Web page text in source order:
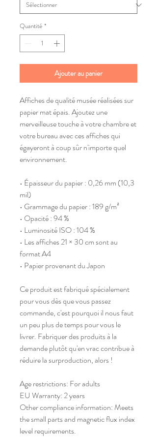
Quantité *
Ajouter au panier
Affiches de qualité musée réalisées sur
papier mat épais. Ajoutez une
merveilleuse touche à votre chambre et
votre bureau avec ces affiches qui
égayeront à coup sûr n'importe quel
environnement.
• Épaisseur du papier : 0,26 mm (10,3
mil)
• Grammage du papier : 189 g/m²
• Opacité : 94 %
• Luminosité ISO : 104 %
• Les affiches 21 × 30 cm sont au
format A4
• Papier provenant du Japon
Ce produit est fabriqué spécialement
pour vous dès que vous passez
commande, c'est pourquoi il nous faut
un peu plus de temps pour vous le
livrer. Fabriquer des produits à la
demande plutôt qu'en vrac contribue à
réduire la surproduction, alors !
Age restrictions: For adults
EU Warranty: 2 years
Other compliance information: Meets
the small parts and magnetic flux index
level requirements.